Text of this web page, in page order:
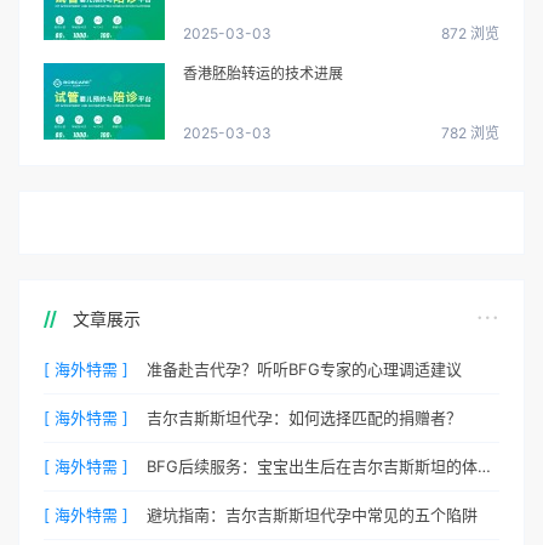
2025-03-03 872 浏览
香港胚胎转运的技术进展
2025-03-03 782 浏览
文章展示
[ 海外特需 ] 准备赴吉代孕？听听BFG专家的心理调适建议
[ 海外特需 ] 吉尔吉斯斯坦代孕：如何选择匹配的捐赠者？
[ 海外特需 ] BFG后续服务：宝宝出生后在吉尔吉斯斯坦的体检与回国
[ 海外特需 ] 避坑指南：吉尔吉斯斯坦代孕中常见的五个陷阱